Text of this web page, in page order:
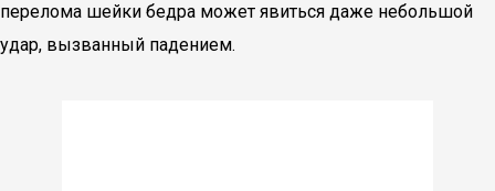
перелома шейки бедра может явиться даже небольшой
удар, вызванный падением.